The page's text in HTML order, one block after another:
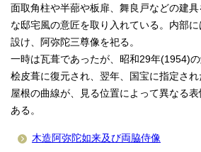
面取角柱や半蔀や板扉、舞良戸などの建
な邸宅風の意匠を取り入れている。内部
設け、阿弥陀三尊像を祀る。
一時は瓦葺であったが、昭和29年(1954)
桧皮葺に復元され、翌年、国宝に指定さ
屋根の曲線が、見る位置によって異なる
ある。
木造阿弥陀如来及び両脇侍像